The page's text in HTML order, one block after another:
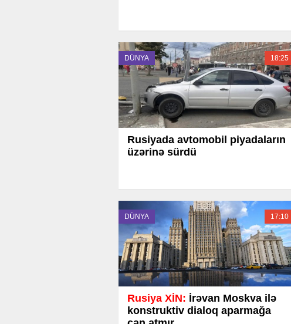
DÜNYA 18:25
Rusiyada avtomobil piyadaların
üzərinə sürdü
DÜNYA 17:10
Rusiya XİN: İrəvan Moskva ilə
konstruktiv dialoq aparmağa